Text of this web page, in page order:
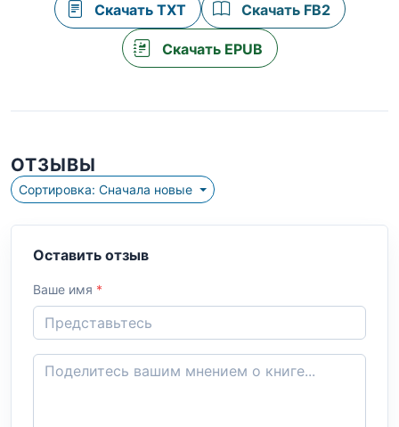
Скачать TXT Скачать FB2
Скачать EPUB
ОТЗЫВЫ
Сортировка: Сначала новые
Оставить отзыв
Ваше имя *